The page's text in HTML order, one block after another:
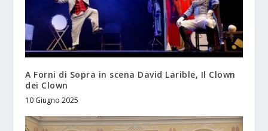
A Forni di Sopra in scena David Larible, Il Clown
dei Clown
10 Giugno 2025